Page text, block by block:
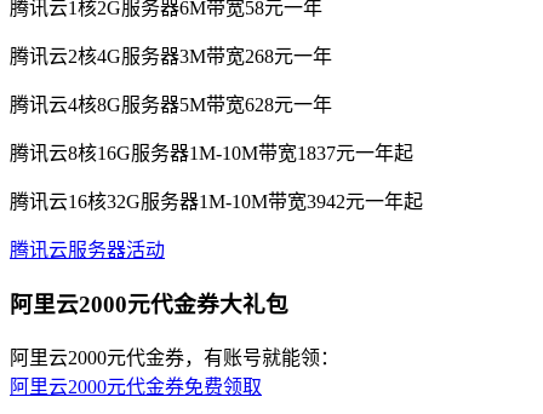
腾讯云1核2G服务器6M带宽58元一年
腾讯云2核4G服务器3M带宽268元一年
腾讯云4核8G服务器5M带宽628元一年
腾讯云8核16G服务器1M-10M带宽1837元一年起
腾讯云16核32G服务器1M-10M带宽3942元一年起
腾讯云服务器活动
阿里云2000元代金券大礼包
阿里云2000元代金券，有账号就能领：
阿里云2000元代金券免费领取